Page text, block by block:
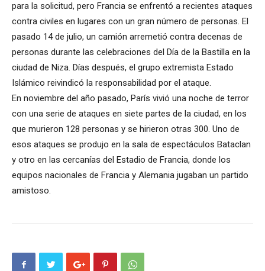
para la solicitud, pero Francia se enfrentó a recientes ataques
contra civiles en lugares con un gran número de personas. El
pasado 14 de julio, un camión arremetió contra decenas de
personas durante las celebraciones del Día de la Bastilla en la
ciudad de Niza. Días después, el grupo extremista Estado
Islámico reivindicó la responsabilidad por el ataque.
En noviembre del año pasado, París vivió una noche de terror
con una serie de ataques en siete partes de la ciudad, en los
que murieron 128 personas y se hirieron otras 300. Uno de
esos ataques se produjo en la sala de espectáculos Bataclan
y otro en las cercanías del Estadio de Francia, donde los
equipos nacionales de Francia y Alemania jugaban un partido
amistoso.